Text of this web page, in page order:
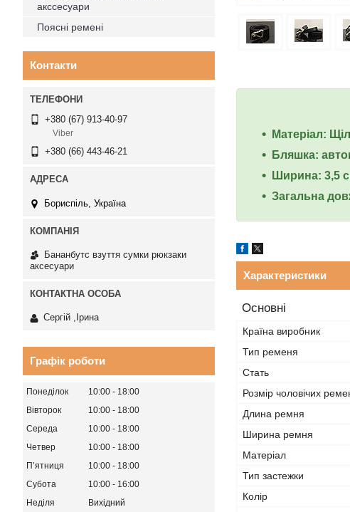
Матеріал:
Бляшка:
Ширина: 3,5
Загальна
Характеристики
Основні
Країна виробник
Тип ременя
Стать
Розмір чоловічих
Длина ремня
Ширина ремня
Матеріал
Тип застежки
Колір
акссесуари
Поясні ремені
Контакти
+380 (67) 913-40-97
Viber
+380 (66) 443-46-21
Бориспіль, Україна
Бананбутс взуття сумки рюкзаки
аксесуари
Сергій ,Ірина
Графік роботи
Понеділок 10:00
18:00
Вівторок
10:00
18:00
Середа
10:00
18:00
Четвер
10:00
18:00
Пʼятниця
10:00
18:00
Субота
10:00
16:00
Неділя
Вихідний